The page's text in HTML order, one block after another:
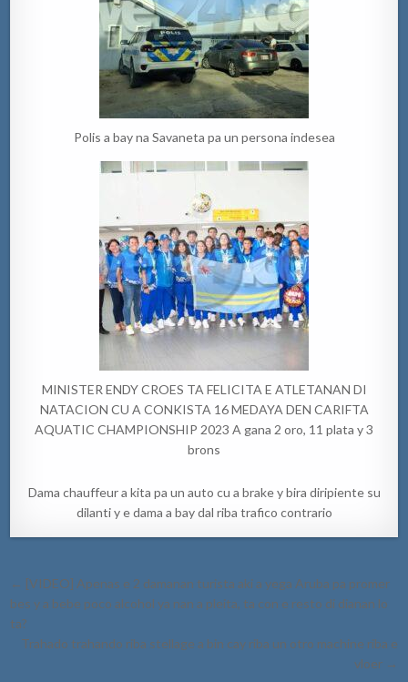
Polis a bay na Savaneta pa un persona indesea
MINISTER ENDY CROES TA FELICITA E ATLETANAN DI
NATACION CU A CONKISTA 16 MEDAYA DEN CARIFTA
AQUATIC CHAMPIONSHIP 2023 A gana 2 oro, 11 plata y 3
brons
Dama chauffeur a kita pa un auto cu a brake y bira diripiente su
dilanti y e dama a bay dal riba trafico contrario
Post
navigation
← [VIDEO] Apenas e 2 damanan turista aki a yega Aruba pa promer
bes y a bebe poco alcohol ya nan a pleita, ta con e resto di dianan lo
ta?
Trahado trahando riba stellage a bin cay riba un otro machine riba e
vloer →